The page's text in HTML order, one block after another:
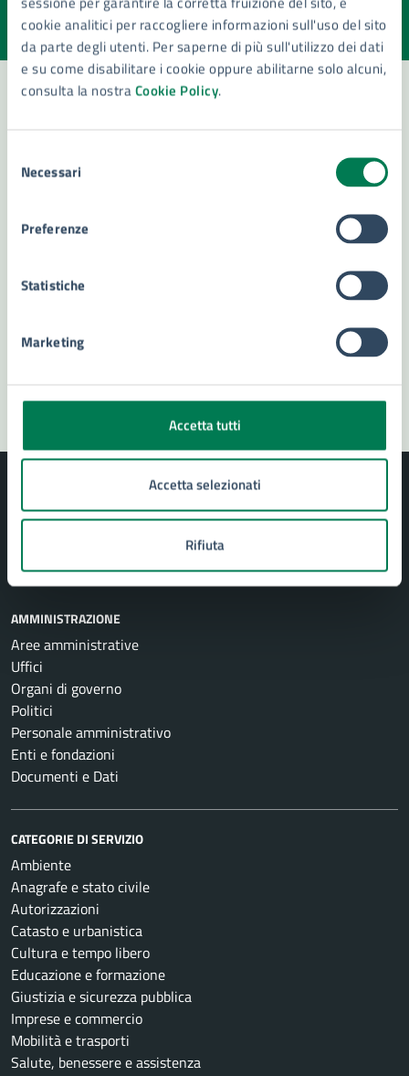
cookie analitici per raccogliere informazioni sull'uso del sito
da parte degli utenti. Per saperne di più sull'utilizzo dei dati
e su come disabilitare i cookie oppure abilitarne solo alcuni,
consulta la nostraCookie Policy.
delNecessari
Preferenze
Statistiche
Marketing
Accetta tutti
Accetta selezionati
Rifiuta
Valuta la chiarezza delle informazioni (da 1 a 5 stelle)
Seleziona il numero di stelle per valutare la chiarezza delle
Valuta 5 stelle su 5
Valuta 4 stelle su 5
Valuta 3 stelle su 5
Valuta 2 stelle su 5
Valuta 1 stelle su 5
Leggi le domande frequenti
Prenota appuntamento
Problemi in città
AMMINISTRAZIONE
Aree amministrative
Uffici
Organi di governo
Politici
Personale amministrativo
Enti e fondazioni
Documenti e Dati
CATEGORIE DI SERVIZIO
Ambiente
Anagrafe e stato civile
Autorizzazioni
Catasto e urbanistica
Cultura e tempo libero
Educazione e formazione
Giustizia e sicurezza pubblica
Imprese e commercio
Mobilità e trasporti
Salute, benessere e assistenza